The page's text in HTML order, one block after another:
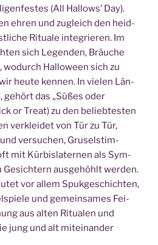
(All Hal­lows’ Day).
ehren und zugleich den heid­
Ritua­le inte­grie­ren. Im
sich Legen­den, Bräu­che
Hal­lo­ween sich zu
heu­te ken­nen. In vie­len Län­
gehört das „Süßes oder
or Tre­at) zu den belieb­tes­ten
ver­klei­det von Tür zu Tür,
ver­su­chen, Gru­sel­stim­
mit Kür­bis­la­ter­nen als Sym­
Gesich­tern aus­ge­höhlt wer­den.
vor allem Spuk­ge­schich­ten,
und gemein­sa­mes Fei­
aus alten Ritua­len und
jung und alt mit­ein­an­der